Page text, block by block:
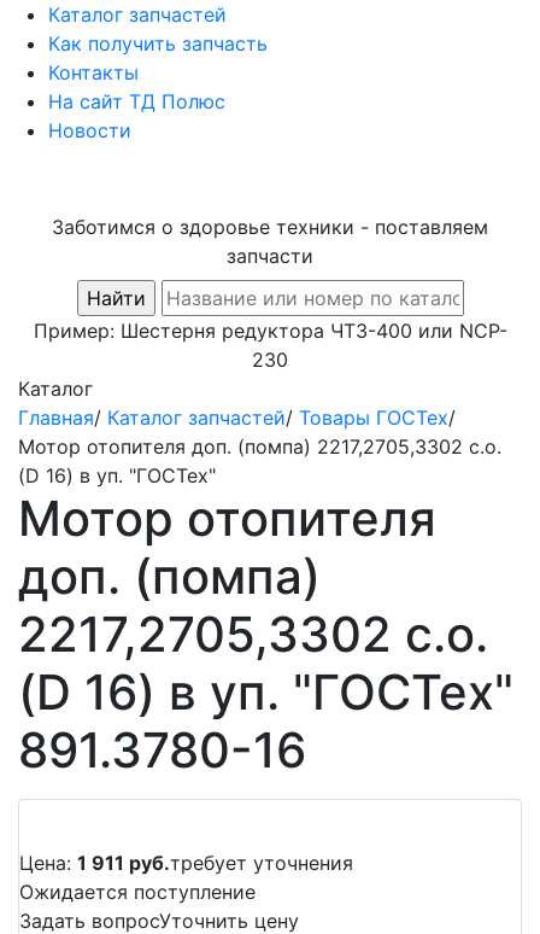
Каталог запчастей
Как получить запчасть
Контакты
На сайт ТД Полюс
Новости
Заботимся о здоровье техники - поставляем
запчасти
Пример: Шестерня редуктора ЧТЗ-400 или NCP-
230
Каталог
Главная/ Каталог запчастей/ Товары ГОСТех/
Мотор отопителя доп. (помпа) 2217,2705,3302 c.о.
(D 16) в уп. "ГОСТех"
Мотор отопителя
доп. (помпа)
2217,2705,3302 c.о.
(D 16) в уп. "ГОСТех"
891.3780-16
Цена: 1 911 руб.требует уточнения
Ожидается поступление
Задать вопросУточнить цену